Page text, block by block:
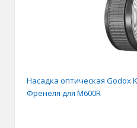
Насадка оптическая Godox
Френеля для M600R